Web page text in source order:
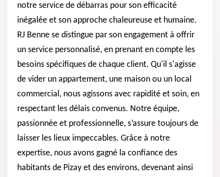
notre service de débarras pour son efficacité
inégalée et son approche chaleureuse et humaine.
RJ Benne se distingue par son engagement à offrir
un service personnalisé, en prenant en compte les
besoins spécifiques de chaque client. Qu'il s'agisse
de vider un appartement, une maison ou un local
commercial, nous agissons avec rapidité et soin, en
respectant les délais convenus. Notre équipe,
passionnée et professionnelle, s’assure toujours de
laisser les lieux impeccables. Grâce à notre
expertise, nous avons gagné la confiance des
habitants de Pizay et des environs, devenant ainsi